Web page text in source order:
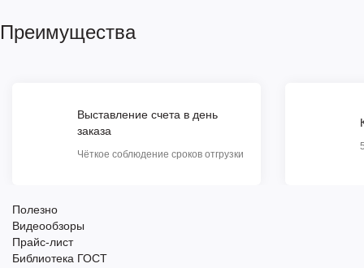
Преимущества
Выставление счета в день
заказа
Чёткое соблюдение сроков отгрузки
Полезно
Видеообзоры
Прайс-лист
Библиотека ГОСТ